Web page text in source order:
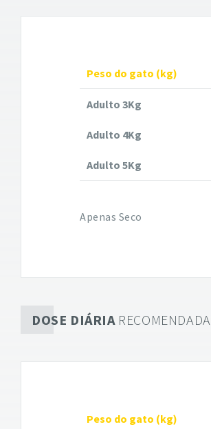
Peso do gato (kg)
Adulto 3Kg
Adulto 4Kg
Adulto 5Kg
Apenas Seco
DOSE DIÁRIARECOMENDADA
Peso do gato (kg)